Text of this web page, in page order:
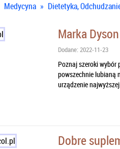
Medycyna » Dietetyka,
Marka Dyson
Dodane: 2022-11-23
Poznaj szeroki wybór
powszechnie lubianą
urządzenie
Dobre